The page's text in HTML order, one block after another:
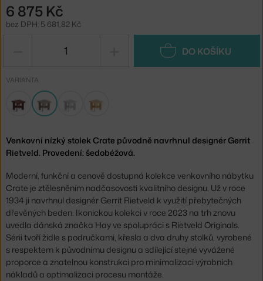
6 875 Kč
bez DPH: 5 681,82 Kč
DO KOŠÍKU
VARIANTA
Venkovní nízký stolek Crate původně navrhnul designér Gerrit
Rietveld. Provedení: šedobéžová.
Moderní, funkční a cenově dostupná kolekce venkovního nábytku
Crate je ztělesněním nadčasovosti kvalitního designu. Už v roce
1934 ji navrhnul designér Gerrit Rietveld k využití přebytečných
dřevěných beden. Ikonickou kolekci v roce 2023 na trh znovu
uvedla dánská značka Hay ve spolupráci s Rietveld Originals.
Sérii tvoří židle s područkami, křesla a dva druhy stolků, vyrobené
s respektem k původnímu designu a sdílející stejné vyvážené
proporce a znatelnou konstrukci pro minimalizaci výrobních
nákladů a optimalizaci procesu montáže.